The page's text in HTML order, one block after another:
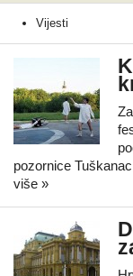
Vijesti
pozornice
više »